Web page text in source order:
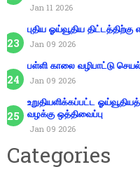
Jan 11 2026
புதிய ஓய்வூதிய
Jan 09 2026
பள்ளி காலை வழிபாட்டு
Jan 09 2026
உறுதியளிக்கப்பட்ட
வழக்கு ஒத்திவைப்பு
Jan 09 2026
Categories